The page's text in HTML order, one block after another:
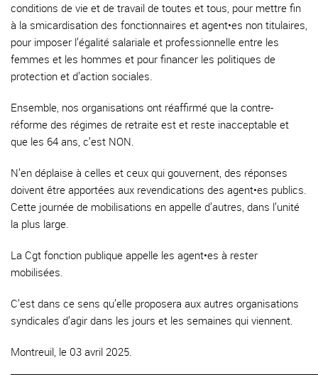
conditions de vie et de travail de toutes et tous, pour mettre fin
à la smicardisation des fonctionnaires et agent•es non titulaires,
pour imposer l’égalité salariale et professionnelle entre les
femmes et les hommes et pour financer les politiques de
protection et d’action sociales.
Ensemble, nos organisations ont réaffirmé que la contre-
réforme des régimes de retraite est et reste inacceptable et
que les 64 ans, c’est NON.
N’en déplaise à celles et ceux qui gouvernent, des réponses
doivent être apportées aux revendications des agent•es publics.
Cette journée de mobilisations en appelle d’autres, dans l’unité
la plus large.
La Cgt fonction publique appelle les agent•es à rester
mobilisées.
C’est dans ce sens qu’elle proposera aux autres organisations
syndicales d’agir dans les jours et les semaines qui viennent.
Montreuil, le 03 avril 2025.